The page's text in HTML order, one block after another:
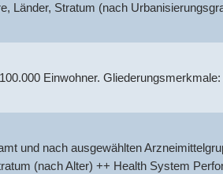
Länder, Stratum (nach
Einwohner.
und nach ausgewählten
(nach Alter) ++ Health System